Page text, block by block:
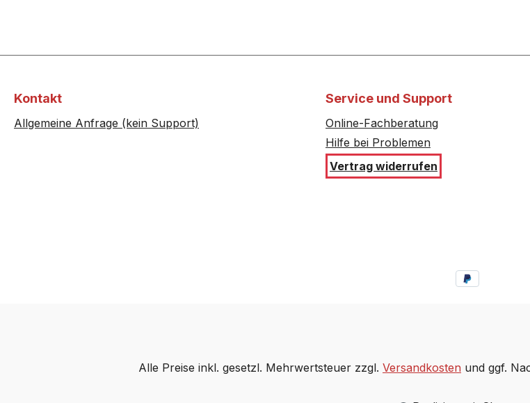
Kontakt
Allgemeine Anfrage (kein Support)
Service und Support
Online-Fachberatung
Hilfe bei Problemen
Vertrag widerrufen
Alle Preise inkl. gesetzl. Mehrwertsteuer zzgl. Versandkosten und ggf.